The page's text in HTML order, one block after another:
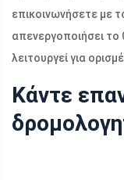
επικοινωνήσετε με
απενεργοποιήσει το
λειτουργεί για
Κάντε